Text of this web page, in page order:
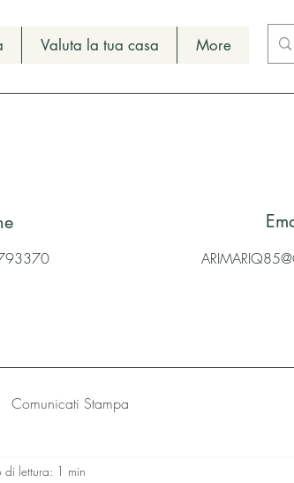
Valuta la tua casa More
Comunicati Stampa
di lettura: 1 min